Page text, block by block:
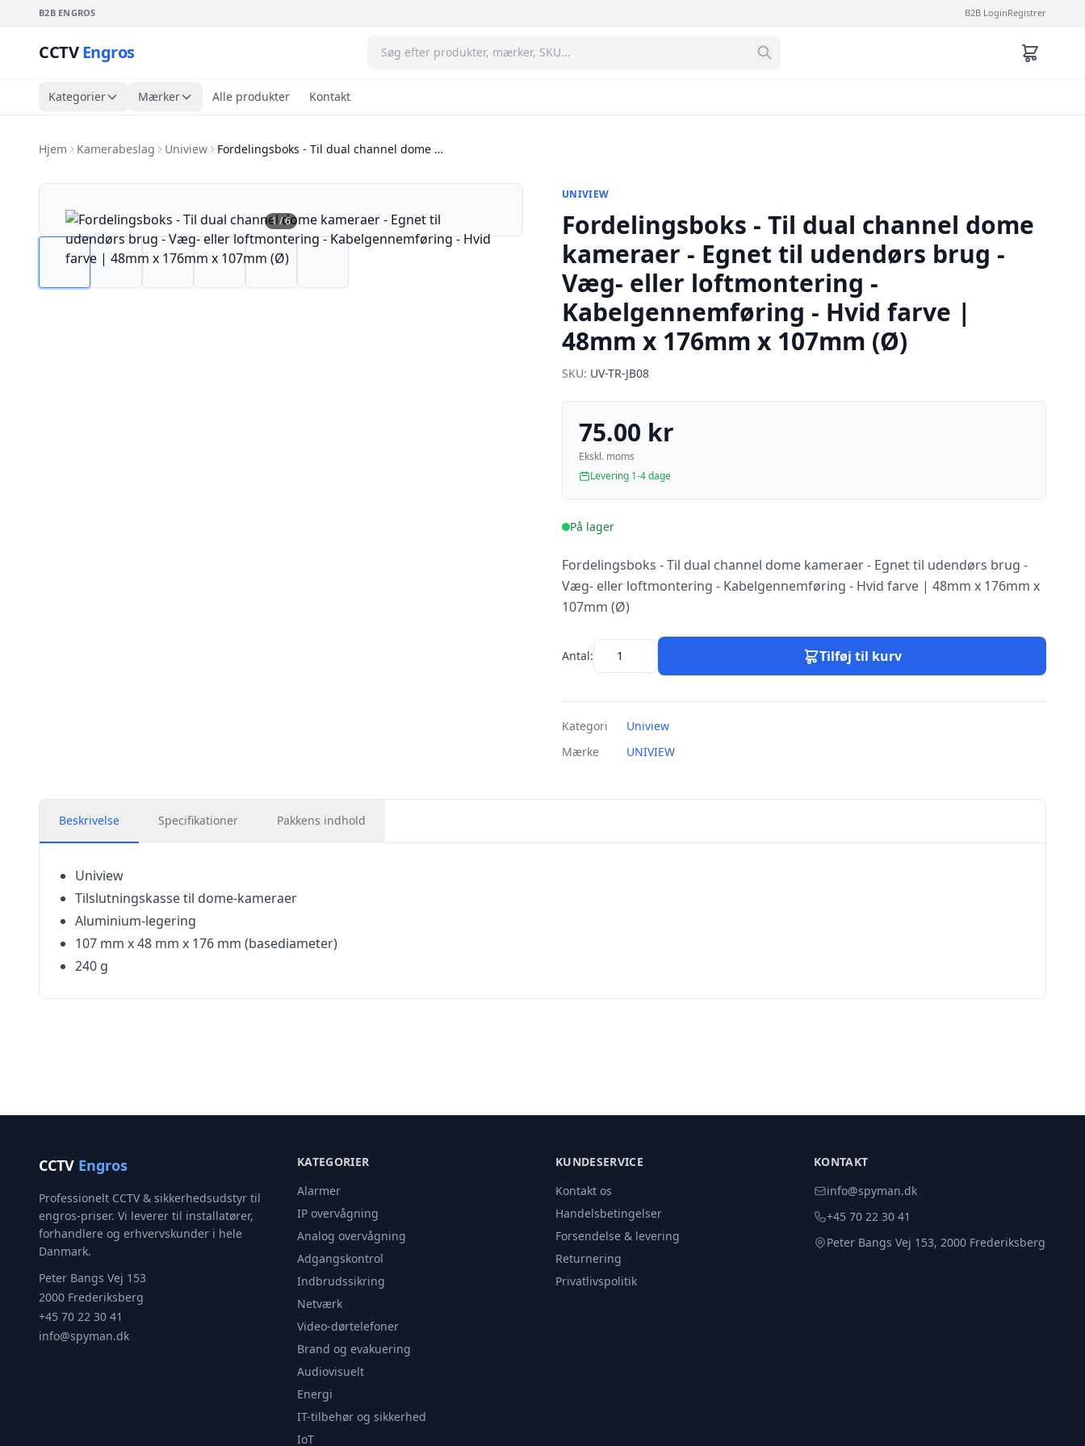
B2B ENGROS B2B LoginRegistrer
CCTVEngros
Kategorier Mærker Alle produkter Kontakt
Hjem Kamerabeslag Uniview Fordelingsboks - Til dual channel dome …
1 /6
UNIVIEW
Fordelingsboks - Til dual channel dome
kameraer - Egnet til udendørs brug -
Væg- eller loftmontering -
Kabelgennemføring - Hvid farve |
48mm x 176mm x 107mm (Ø)
SKU: UV-TR-JB08
75.00 kr
Ekskl. moms
Levering 1-4 dage
På lager
Fordelingsboks - Til dual channel dome kameraer - Egnet til udendørs brug -
Væg- eller loftmontering - Kabelgennemføring - Hvid farve | 48mm x 176mm x
107mm (Ø)
Antal: Tilføj til kurv
Kategori
Uniview
Mærke
UNIVIEW
Beskrivelse Specifikationer Pakkens indhold
Uniview
Tilslutningskasse til dome-kameraer
Aluminium-legering
107 mm x 48 mm x 176 mm (basediameter)
240 g
CCTV Engros
Professionelt CCTV & sikkerhedsudstyr til
engros-priser. Vi leverer til installatører,
forhandlere og erhvervskunder i hele
Danmark.
Peter Bangs Vej 153
2000 Frederiksberg
+45 70 22 30 41
info@spyman.dk
KATEGORIER
Alarmer
IP overvågning
Analog overvågning
Adgangskontrol
Indbrudssikring
Netværk
Video-dørtelefoner
Brand og evakuering
Audiovisuelt
Energi
IT-tilbehør og sikkerhed
IoT
KUNDESERVICE
Kontakt os
Handelsbetingelser
Forsendelse & levering
Returnering
Privatlivspolitik
KONTAKT
info@spyman.dk
+45 70 22 30 41
Peter Bangs Vej 153, 2000 Frederiksberg